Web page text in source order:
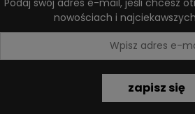
nowościach i
zapisz się